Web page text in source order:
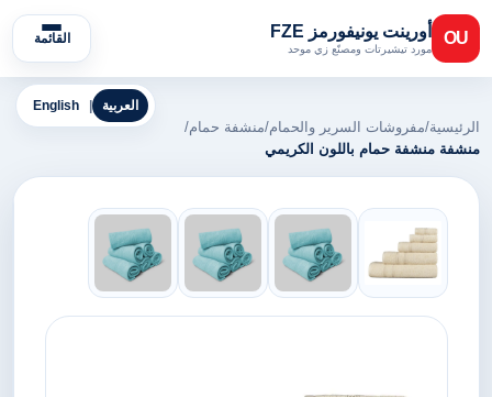
OU أورينت يونيفورمز FZE
مورد تيشيرتات ومصنّع زي موحد
القائمة
English العربية
الرئيسية/مفروشات السرير والحمام/منشفة حمام/
منشفة منشفة حمام باللون الكريمي